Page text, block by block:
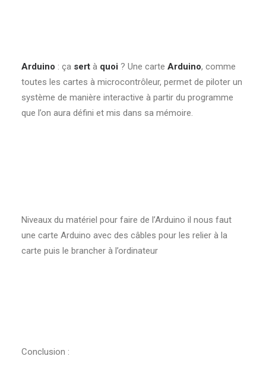
Arduino : ça sert à quoi ? Une carte Arduino, comme
toutes les cartes à microcontrôleur, permet de piloter un
système de manière interactive à partir du programme
que l’on aura défini et mis dans sa mémoire.
Niveaux du matériel pour faire de l’Arduino il nous faut
une carte Arduino avec des câbles pour les relier à la
carte puis le brancher à l’ordinateur
Conclusion :